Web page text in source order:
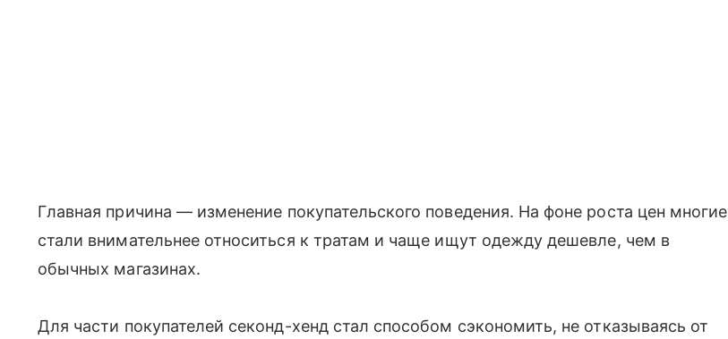
Главная причина — изменение покупательского поведения. На фоне роста цен многие
стали внимательнее относиться к тратам и чаще ищут одежду дешевле, чем в
обычных магазинах.
Для части покупателей секонд-хенд стал способом сэкономить, не отказываясь от